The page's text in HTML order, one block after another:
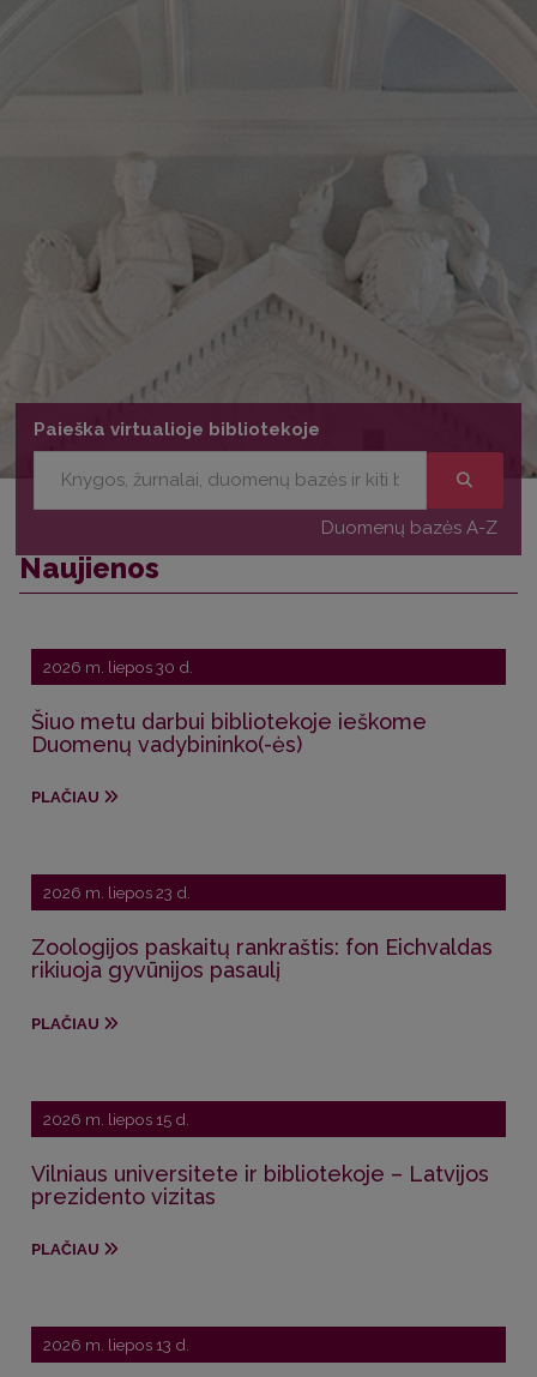
Paieška virtualioje bibliotekoje
Duomenų bazės A-Z
Naujienos
2026 m. liepos 30 d.
Šiuo metu darbui bibliotekoje ieškome
Duomenų vadybininko(-ės)
PLAČIAU
2026 m. liepos 23 d.
Zoologijos paskaitų rankraštis: fon Eichvaldas
rikiuoja gyvūnijos pasaulį
PLAČIAU
2026 m. liepos 15 d.
Vilniaus universitete ir bibliotekoje – Latvijos
prezidento vizitas
PLAČIAU
2026 m. liepos 13 d.